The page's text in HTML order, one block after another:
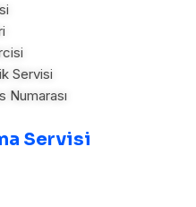
Servisi
Numarası
Servisi